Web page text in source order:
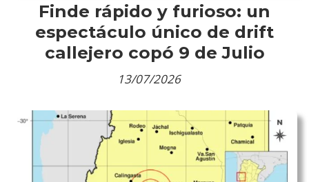
Finde rápido y furioso: un
espectáculo único de drift
callejero copó 9 de Julio
13/07/2026